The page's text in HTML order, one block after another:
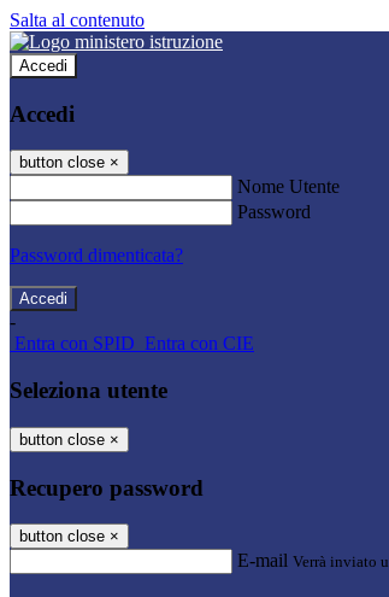
Salta al contenuto
Accedi
Accedi
button close ×
Nome Utente
Password
Password dimenticata?
-
Entra con SPID Entra con CIE
Seleziona utente
button close ×
Recupero password
button close ×
E-mail Verrà inviato